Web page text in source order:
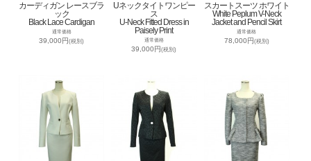
カーディガン レースブラ
ック
Black Lace Cardigan
通常価格
39,000円(税別)
Uネックタイトワンピー
ス
U-Neck Fitted Dress in
Paisely Print
通常価格
39,000円(税別)
スカートスーツ ホワイト
White Peplum V-Neck
Jacket and Pencil Skirt
通常価格
78,000円(税別)